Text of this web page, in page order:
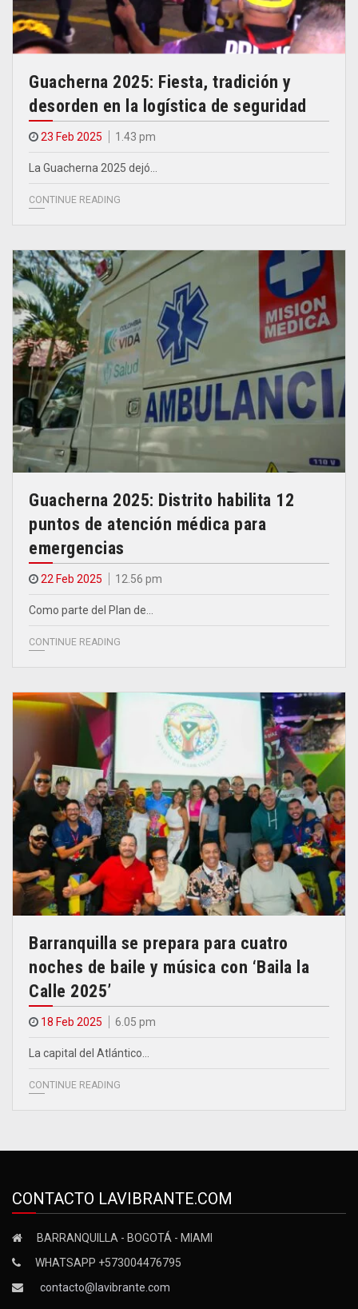
Guacherna 2025: Fiesta, tradición y
desorden en la logística de seguridad
23 Feb 2025 1.43 pm
La Guacherna 2025 dejó…
CONTINUE READING
Guacherna 2025: Distrito habilita 12
puntos de atención médica para
emergencias
22 Feb 2025 12.56 pm
Como parte del Plan de…
CONTINUE READING
Barranquilla se prepara para cuatro
noches de baile y música con ‘Baila la
Calle 2025’
18 Feb 2025 6.05 pm
La capital del Atlántico…
CONTINUE READING
CONTACTO LAVIBRANTE.COM
BARRANQUILLA - BOGOTÁ - MIAMI
WHATSAPP +573004476795
contacto@lavibrante.com